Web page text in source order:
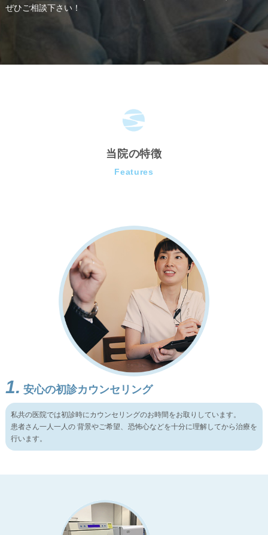
ぜひご相談下さい！
当院の特徴
Features
1. 安心の初診カウンセリング
私共の医院では初診時にカウンセリングのお時間をお取りしています。
患者さん一人一人の 背景やご希望、恐怖心などを十分に理解してから治療を
行います。